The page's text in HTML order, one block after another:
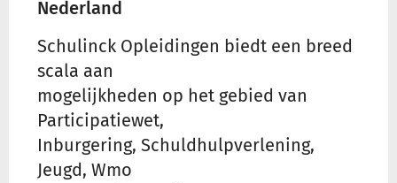
Nederland
Schulinck Opleidingen biedt een breed
scala aan
mogelijkheden op het gebied van
Participatiewet,
Inburgering, Schuldhulpverlening,
Jeugd, Wmo